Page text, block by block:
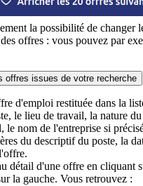
la possibilité de changer
offres : vous pouvez par
offres issues de votre recherche
d'emploi restituée dans la
le lieu de travail, la nature
le nom de l'entreprise si
du descriptif du poste, la
détail d'une offre en cliquant
la gauche. Vous retrouvez :